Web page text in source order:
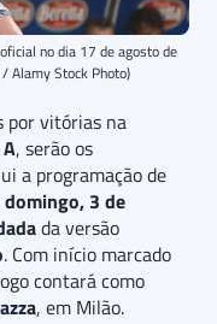
no dia 17 de agosto de
Alamy Stock Photo)
por vitórias na
, serão os
a programação de
domingo, 3 de
da versão
. Com início marcado
contará como
, em Milão.